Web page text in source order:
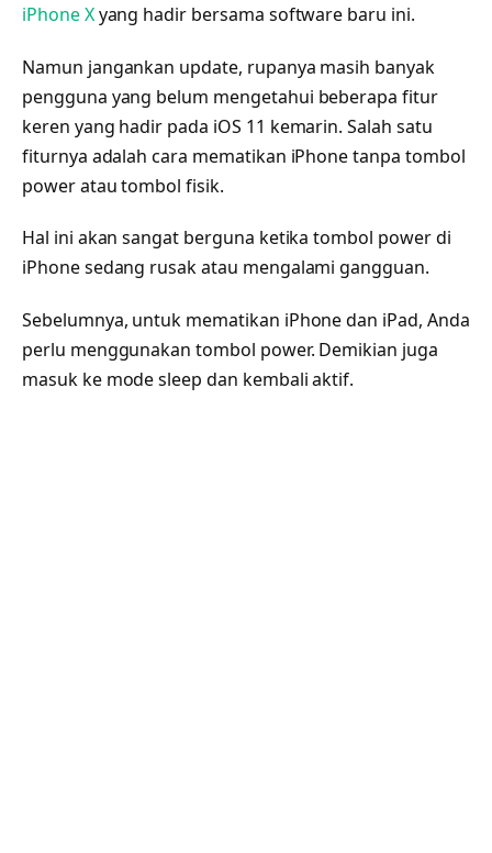
iPhone Xyang hadir bersama software baru ini.
Namun jangankan update, rupanya masih banyak
pengguna yang belum mengetahui beberapa fitur
keren yang hadir pada iOS 11 kemarin. Salah satu
fiturnya adalah cara mematikan iPhone tanpa tombol
power atau tombol fisik.
Hal ini akan sangat berguna ketika tombol power di
iPhone sedang rusak atau mengalami gangguan.
Sebelumnya, untuk mematikan iPhone dan iPad, Anda
perlu menggunakan tombol power. Demikian juga
masuk ke mode sleep dan kembali aktif.